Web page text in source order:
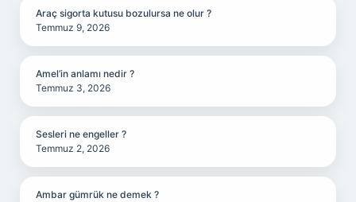
Araç sigorta kutusu bozulursa ne olur ?
Temmuz 9, 2026
Amel’in anlamı nedir ?
Temmuz 3, 2026
Sesleri ne engeller ?
Temmuz 2, 2026
Ambar gümrük ne demek ?